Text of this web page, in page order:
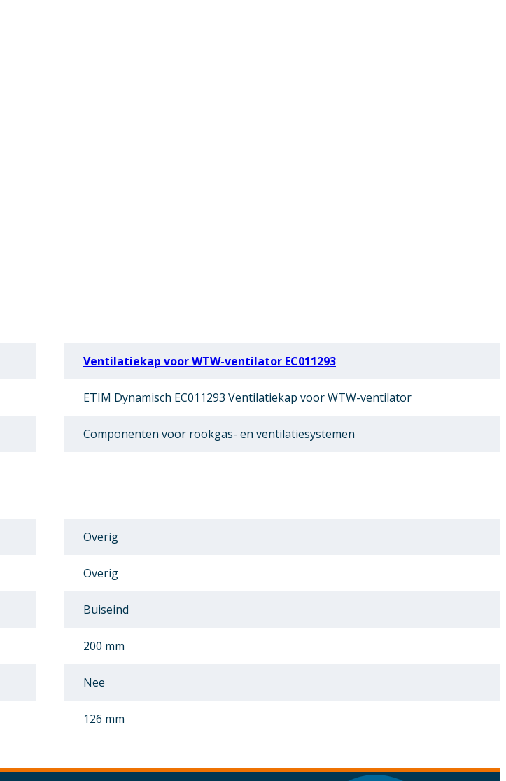
Ventilatiekap voor WTW-ventilator EC011293
ETIM Dynamisch EC011293 Ventilatiekap voor WTW-ventilator
Componenten voor rookgas- en ventilatiesystemen
Overig
Overig
Buiseind
200 mm
Nee
126 mm